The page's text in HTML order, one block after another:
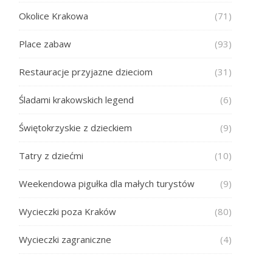
Okolice Krakowa (71)
Place zabaw (93)
Restauracje przyjazne dzieciom (31)
Śladami krakowskich legend (6)
Świętokrzyskie z dzieckiem (9)
Tatry z dziećmi (10)
Weekendowa pigułka dla małych turystów (9)
Wycieczki poza Kraków (80)
Wycieczki zagraniczne (4)